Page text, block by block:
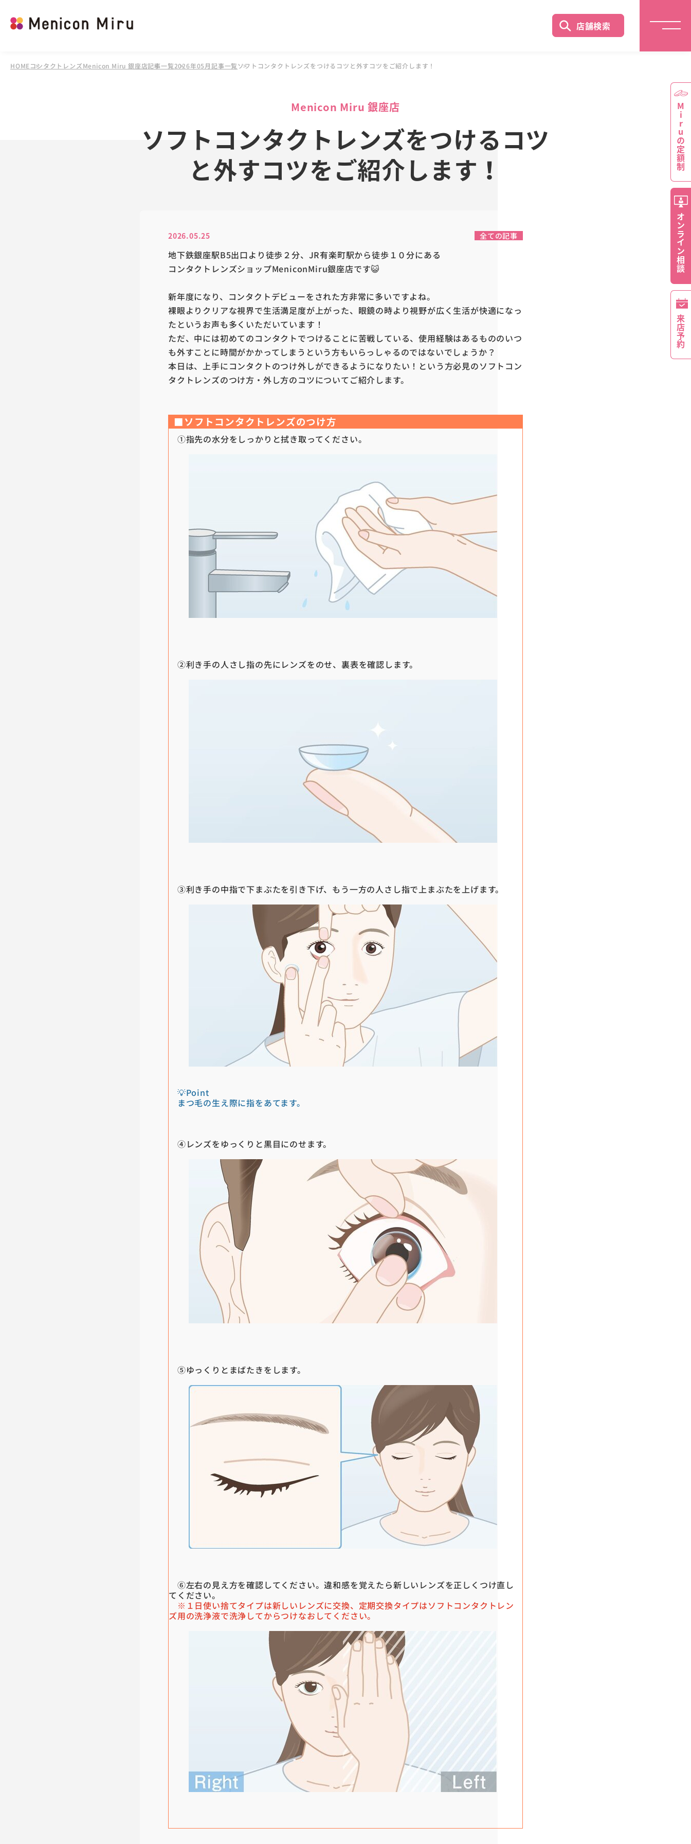
店舗検索
HOMEコンタクトレンズMenicon Miru 銀座店記事一覧2026年05月記事一覧ソフトコンタクトレンズをつけるコツと外すコツをご紹介します！
Menicon Miru 銀座店
ソフトコンタクトレンズをつけるコツ
と外すコツをご紹介します！
2026.05.25 全ての記事
地下鉄銀座駅B5出口より徒歩２分、JR有楽町駅から徒歩１０分にある
コンタクトレンズショップMeniconMiru銀座店です😺
新年度になり、コンタクトデビューをされた方非常に多いですよね。
裸眼よりクリアな視界で生活満足度が上がった、眼鏡の時より視野が広く生活が快適になっ
たというお声も多くいただいています！
ただ、中には初めてのコンタクトでつけることに苦戦している、使用経験はあるもののいつ
も外すことに時間がかかってしまうという方もいらっしゃるのではないでしょうか？
本日は、上手にコンタクトのつけ外しができるようになりたい！という方必見のソフトコン
タクトレンズのつけ方・外し方のコツについてご紹介します。
■ソフトコンタクトレンズのつけ方
①指先の水分をしっかりと拭き取ってください。
②利き手の人さし指の先にレンズをのせ、裏表を確認します。
③利き手の中指で下まぶたを引き下げ、もう一方の人さし指で上まぶたを上げます。
💡Point
まつ毛の生え際に指をあてます。
④レンズをゆっくりと黒目にのせます。
⑤ゆっくりとまばたきをします。
⑥左右の見え方を確認してください。違和感を覚えたら新しいレンズを正しくつけ直し
てください。
※１日使い捨てタイプは新しいレンズに交換、定期交換タイプはソフトコンタクトレン
ズ用の洗浄液で洗浄してからつけなおしてください。
Miruの定額制
オンライン相談
来店予約